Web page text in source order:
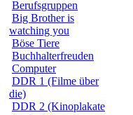
Berufsgruppen
Big Brother is
watching you
Böse Tiere
Buchhalterfreuden
Computer
DDR 1 (Filme über
die)
DDR 2 (Kinoplakate